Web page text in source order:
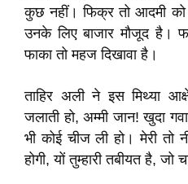
कुछ नहीं। फिक्र तो आदमी को
उनके लिए बाजार मौजूद है।
फाका तो महज दिखावा है।
ताहिर अली ने इस मिथ्या
जलाती हो, अम्मी जान! खुदा
भी कोई चीज ली हो। मेरी
होगी, यों तुम्हारी तबीयत है, जो